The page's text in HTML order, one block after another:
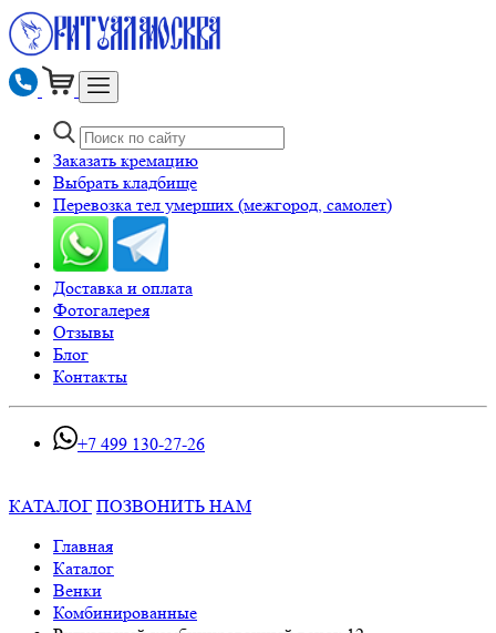
Заказать кремацию
Выбрать кладбище
Перевозка тел умерших (межгород, самолет)
Доставка и оплата
Фотогалерея
Отзывы
Блог
Контакты
+7 499 130-27-26
КАТАЛОГ ПОЗВОНИТЬ НАМ
Главная
Каталог
Венки
Комбинированные